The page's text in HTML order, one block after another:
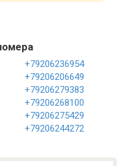
+79206236954
+79206206649
+79206279383
+79206268100
+79206275429
+79206244272